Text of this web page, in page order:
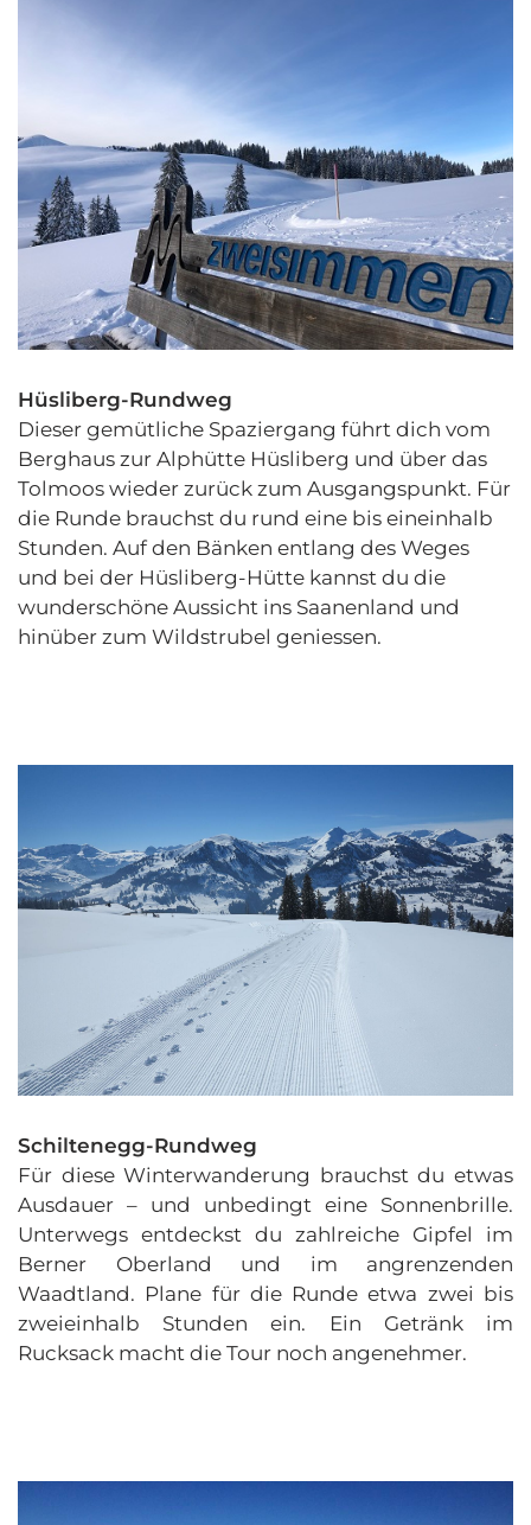
Hüsliberg-Rundweg
Dieser gemütliche Spaziergang führt dich vom
Berghaus zur Alphütte Hüsliberg und über das
Tolmoos wieder zurück zum Ausgangspunkt. Für
die Runde brauchst du rund eine bis eineinhalb
Stunden. Auf den Bänken entlang des Weges
und bei der Hüsliberg-Hütte kannst du die
wunderschöne Aussicht ins Saanenland und
hinüber zum Wildstrubel geniessen.
Schiltenegg-Rundweg
Für diese Winterwanderung brauchst du etwas
Ausdauer – und unbedingt eine Sonnenbrille.
Unterwegs entdeckst du zahlreiche Gipfel im
Berner Oberland und im angrenzenden
Waadtland. Plane für die Runde etwa zwei bis
zweieinhalb Stunden ein. Ein Getränk im
Rucksack macht die Tour noch angenehmer.